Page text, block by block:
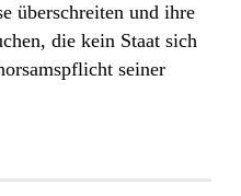
überschreiten und ihre
die kein Staat sich
seiner